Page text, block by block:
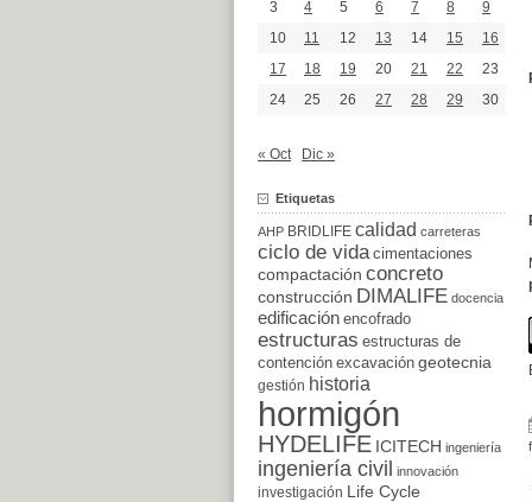
3
4 5 6 7 8
9
10
11 12 13 14 15
16
17
18 19 20 21 22
23
24
25 26 27 28 29 30
« Oct Dic »
Etiquetas
AHP BRIDLIFE calidad carreteras
ciclo de vida cimentaciones
compactación concreto
construcción DIMALIFE docencia
edificación encofrado
estructuras estructuras de
contención excavación geotecnia
gestión historia
hormigón
HYDELIFE ICITECH ingeniería
ingeniería civil innovación
investigación
Life Cycle